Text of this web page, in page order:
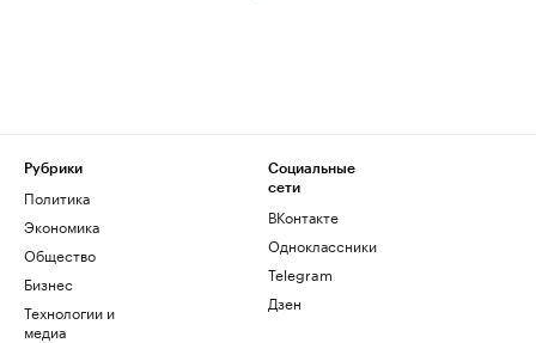
Рубрики
Политика
Экономика
Общество
Бизнес
Технологии и
медиа
Социальные
сети
ВКонтакте
Одноклассники
Telegram
Дзен